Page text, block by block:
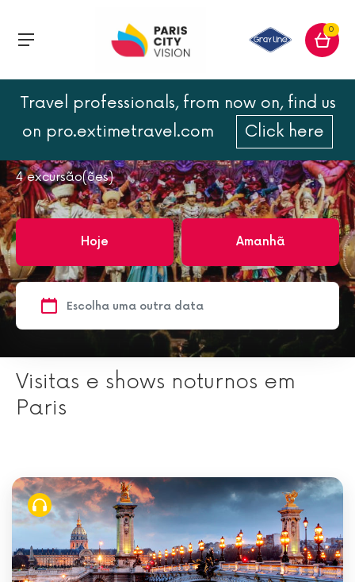
0
Travel professionals, from now on, find us
on pro.extimetravel.com
Click here
Página inicial
4 excursão(ões)
Hoje Amanhã
Visitas e shows noturnos em
Paris